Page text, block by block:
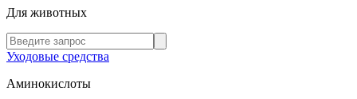
Для животных
Уходовые средства
Аминокислоты